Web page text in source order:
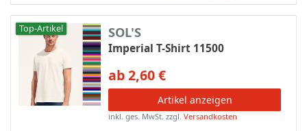
Top-Artikel SOL'S
Imperial T-Shirt 11500
ab 2,60 €
Artikel anzeigen
inkl. ges. MwSt. zzgl.Versandkosten